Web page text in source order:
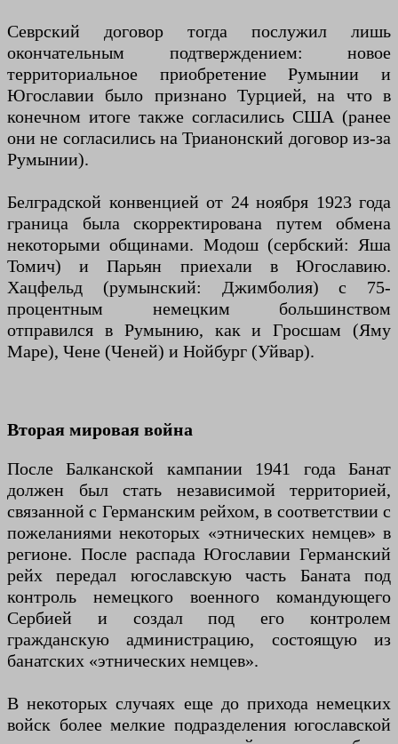
Севрский договор тогда послужил лишь
окончательным подтверждением: новое
территориальное приобретение Румынии и
Югославии было признано Турцией, на что в
конечном итоге также согласились США (ранее
они не согласились на Трианонский договор из-за
Румынии).
Белградской конвенцией от 24 ноября 1923 года
граница была скорректирована путем обмена
некоторыми общинами. Модош (сербский: Яша
Томич) и Парьян приехали в Югославию.
Хацфельд (румынский: Джимболия) с 75-
процентным немецким большинством
отправился в Румынию, как и Гросшам (Яму
Маре), Чене (Ченей) и Нойбург (Уйвар).
Вторая мировая война
После Балканской кампании 1941 года Банат
должен был стать независимой территорией,
связанной с Германским рейхом, в соответствии с
пожеланиями некоторых «этнических немцев» в
регионе. После распада Югославии Германский
рейх передал югославскую часть Баната под
контроль немецкого военного командующего
Сербией и создал под его контролем
гражданскую администрацию, состоящую из
банатских «этнических немцев».
В некоторых случаях еще до прихода немецких
войск более мелкие подразделения югославской